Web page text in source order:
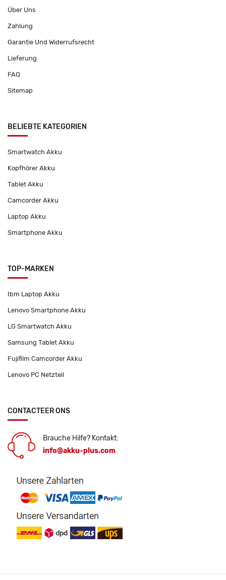
Über Uns
Zahlung
Garantie Und Widerrufsrecht
Lieferung
FAQ
Sitemap
BELIEBTE KATEGORIEN
Smartwatch Akku
Kopfhörer Akku
Tablet Akku
Camcorder Akku
Laptop Akku
Smartphone Akku
TOP-MARKEN
Ibm Laptop Akku
Lenovo Smartphone Akku
LG Smartwatch Akku
Samsung Tablet Akku
Fujifilm Camcorder Akku
Lenovo PC Netzteil
CONTACTEER ONS
Brauche Hilfe? Kontakt:
info@akku-plus.com